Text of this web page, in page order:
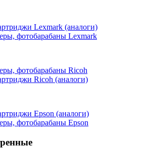
Lexmark (аналоги)
фотобарабаны Lexmark
фотобарабаны Ricoh
Ricoh (аналоги)
Epson (аналоги)
фотобарабаны Epson